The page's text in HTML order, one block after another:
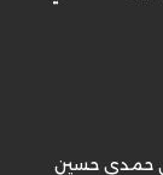
حمدي حسين